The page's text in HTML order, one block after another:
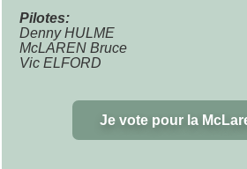
Pilotes:
Denny HULME
McLAREN Bruce
Vic ELFORD
Je vote pour la